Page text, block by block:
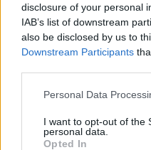
disclosure of your personal
IAB’s list of downstream
also be disclosed by us to
Downstream Participants
Personal Data
I want to opt-out of the
personal data.
Opted In
03:00
25°C
27 °C
16 Km/h
23°C
27°C
9 Km/h